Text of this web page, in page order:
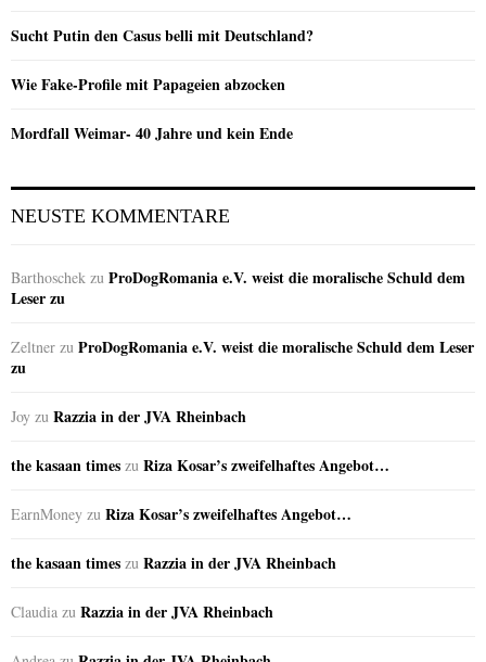
Sucht Putin den Casus belli mit Deutschland?
Wie Fake-Profile mit Papageien abzocken
Mordfall Weimar- 40 Jahre und kein Ende
NEUSTE KOMMENTARE
Barthoschek zu ProDogRomania e.V. weist die moralische Schuld dem
Leser zu
Zeltner zu ProDogRomania e.V. weist die moralische Schuld dem Leser
zu
Joy zu Razzia in der JVA Rheinbach
the kasaan times zu Riza Kosar’s zweifelhaftes Angebot…
EarnMoney zu Riza Kosar’s zweifelhaftes Angebot…
the kasaan times zu Razzia in der JVA Rheinbach
Claudia zu Razzia in der JVA Rheinbach